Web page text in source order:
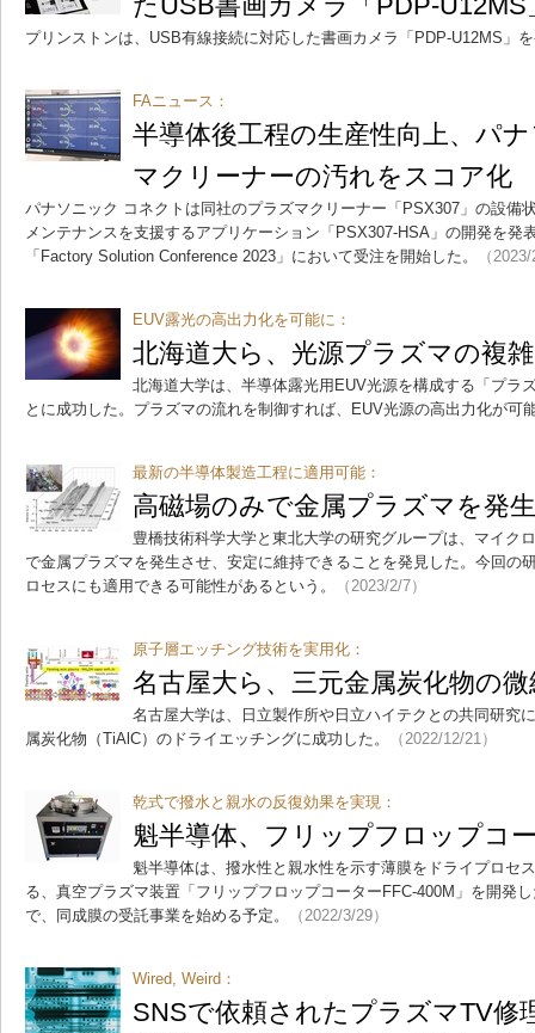
プリンストンは、USB有線接続に対応した書画カメラ「PDP-U12MS」
FAニュース：
半導体後工程の生産性向上、パ
マクリーナーの汚れをスコア化
パナソニック コネクトは同社のプラズマクリーナー「PSX307」の設備
メンテナンスを支援するアプリケーション「PSX307-HSA」の開発を発
「Factory Solution Conference 2023」において受注を開始した。
（
EUV露光の高出力化を可能に：
北海道大ら、光源プラズマの複
北海道大学は、半導体露光用EUV光源を構成する「プラ
とに成功した。プラズマの流れを制御すれば、EUV光源の高出力化が可
最新の半導体製造工程に適用可能：
高磁場のみで金属プラズマを発
豊橋技術科学大学と東北大学の研究グループは、マイク
で金属プラズマを発生させ、安定に維持できることを発見した。今回の
ロセスにも適用できる可能性があるという。
（2023/2/7）
原子層エッチング技術を実用化：
名古屋大ら、三元金属炭化物の
名古屋大学は、日立製作所や日立ハイテクとの共同研究
属炭化物（TiAlC）のドライエッチングに成功した。
（2022/12/21）
乾式で撥水と親水の反復効果を実現：
魁半導体、フリップフロップコ
魁半導体は、撥水性と親水性を示す薄膜をドライプロセ
る、真空プラズマ装置「フリップフロップコーターFFC-400M」を開発
で、同成膜の受託事業を始める予定。
（2022/3/29）
Wired, Weird：
SNSで依頼されたプラズマTV修